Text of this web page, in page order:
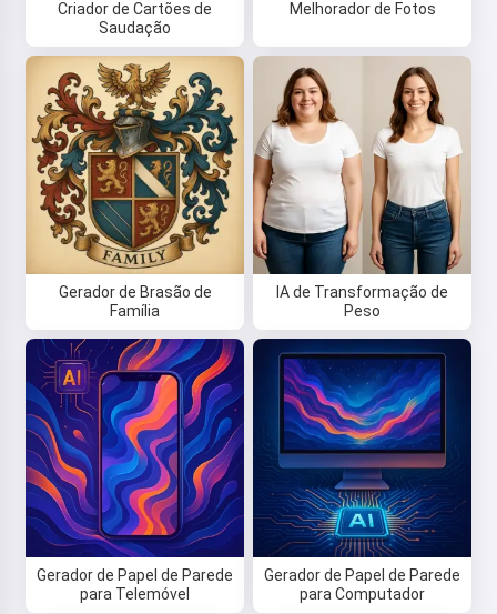
Criador de Cartões de
Saudação
Melhorador de Fotos
Gerador de Brasão de
Família
IA de Transformação de
Peso
Gerador de Papel de Parede
para Telemóvel
Gerador de Papel de Parede
para Computador